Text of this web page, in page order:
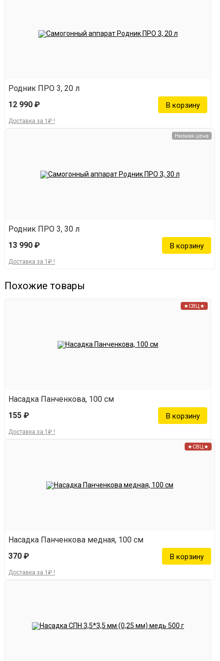
Родник ПРО 3, 20 л
12 990 ₽
Доставка за 1₽ !
Низкая цена
Родник ПРО 3, 30 л
13 990 ₽
Доставка за 1₽ !
Похожие товары
★СВЦ★
Насадка Панченкова, 100 см
155 ₽
Доставка за 1₽ !
★СВЦ★
Насадка Панченкова медная, 100 см
370 ₽
Доставка за 1₽ !